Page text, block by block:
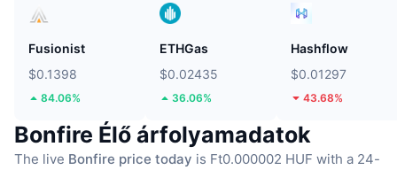
Fusionist
$0.1398
84.06%
ETHGas
$0.02435
36.06%
Hashflow
$0.01297
43.68%
Bonfire Élő árfolyamadatok
The live Bonfire price today is Ft0.000002 HUF with a 24-